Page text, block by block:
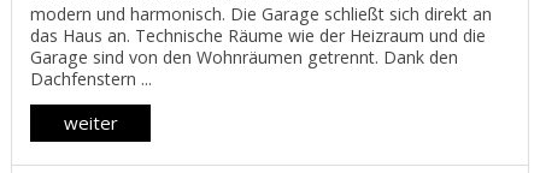
modern und harmonisch. Die Garage schließt sich direkt an
das Haus an. Technische Räume wie der Heizraum und die
Garage sind von den Wohnräumen getrennt. Dank den
Dachfenstern ...
weiter